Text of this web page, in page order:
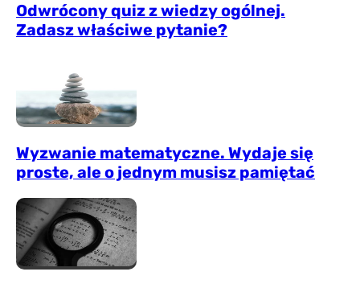
Odwrócony quiz z wiedzy ogólnej.
Zadasz właściwe pytanie?
Wyzwanie matematyczne. Wydaje się
proste, ale o jednym musisz pamiętać